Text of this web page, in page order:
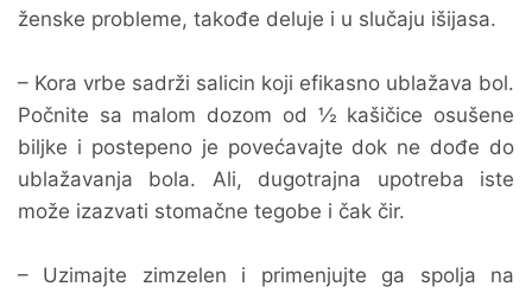
ženske probleme, takođe deluje i u slučaju išijasa.
– Kora vrbe sadrži salicin koji efikasno ublažava bol.
Počnite sa malom dozom od ½ kašičice osušene
biljke i postepeno je povećavajte dok ne dođe do
ublažavanja bola. Ali, dugotrajna upotreba iste
može izazvati stomačne tegobe i čak čir.
– Uzimajte zimzelen i primenjujte ga spolja na